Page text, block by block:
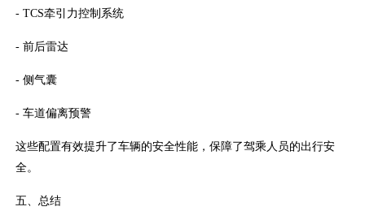
- TCS牵引力控制系统
- 前后雷达
- 侧气囊
- 车道偏离预警
这些配置有效提升了车辆的安全性能，保障了驾乘人员的出行安
全。
五、总结